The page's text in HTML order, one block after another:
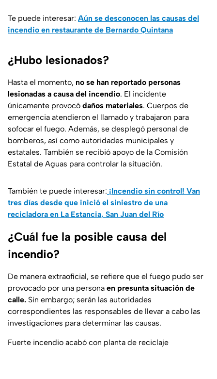
Te puede interesar: Aún se desconocen las causas del
incendio en restaurante de Bernardo Quintana
¿Hubo lesionados?
Hasta el momento, no se han reportado personas
lesionadas a causa del incendio. El incidente
únicamente provocó daños materiales. Cuerpos de
emergencia atendieron el llamado y trabajaron para
sofocar el fuego. Además, se desplegó personal de
bomberos, así como autoridades municipales y
estatales. También se recibió apoyo de la Comisión
Estatal de Aguas para controlar la situación.
También te puede interesar: ¡Incendio sin control! Van
tres días desde que inició el siniestro de una
recicladora en La Estancia, San Juan del Río
¿Cuál fue la posible causa del
incendio?
De manera extraoficial, se refiere que el fuego pudo ser
provocado por una persona en presunta situación de
calle. Sin embargo; serán las autoridades
correspondientes las responsables de llevar a cabo las
investigaciones para determinar las causas.
Fuerte incendio acabó con planta de reciclaje